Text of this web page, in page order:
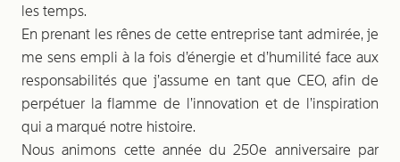
les temps.
En prenant les rênes de cette entreprise tant admirée, je
me sens empli à la fois d’énergie et d’humilité face aux
responsabilités que j’assume en tant que CEO, afin de
perpétuer la flamme de l’innovation et de l’inspiration
qui a marqué notre histoire.
Nous animons cette année du 250e anniversaire par